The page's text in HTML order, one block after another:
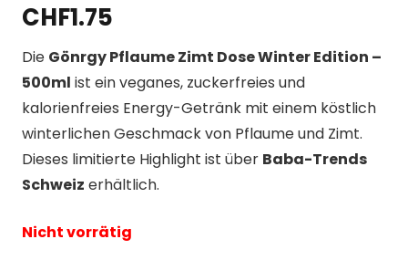
CHF1.75
Die Gönrgy Pflaume Zimt Dose Winter Edition –
500ml ist ein veganes, zuckerfreies und
kalorienfreies Energy-Getränk mit einem köstlich
winterlichen Geschmack von Pflaume und Zimt.
Dieses limitierte Highlight ist über Baba-Trends
Schweiz erhältlich.
Nicht vorrätig